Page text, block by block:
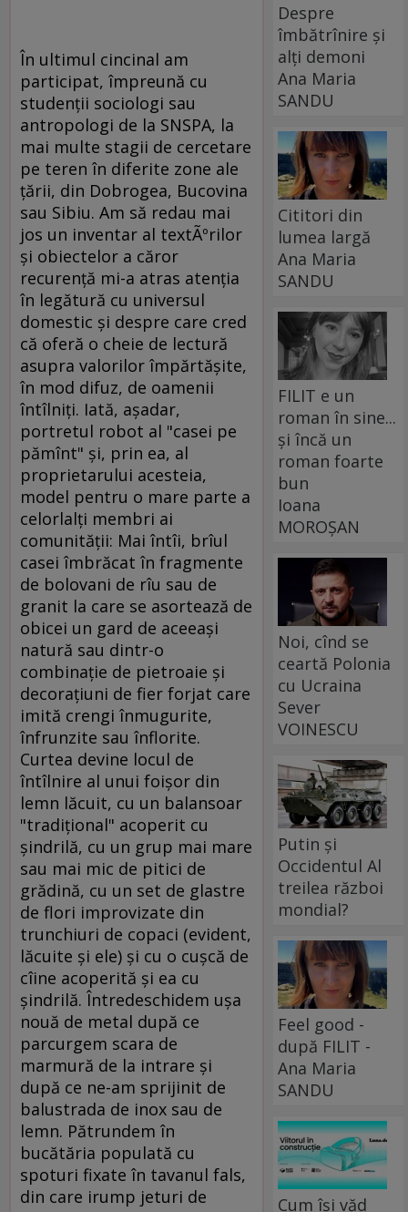
În ultimul cincinal am
participat, împreună cu
studenţii sociologi sau
antropologi de la SNSPA, la
mai multe stagii de cercetare
pe teren în diferite zone ale
ţării, din Dobrogea, Bucovina
sau Sibiu. Am să redau mai
jos un inventar al textÃºrilor
şi obiectelor a căror
recurenţă mi-a atras atenţia
în legătură cu universul
domestic şi despre care cred
că oferă o cheie de lectură
asupra valorilor împărtăşite,
în mod difuz, de oamenii
întîlniţi. Iată, aşadar,
portretul robot al "casei pe
pămînt" şi, prin ea, al
proprietarului acesteia,
model pentru o mare parte a
celorlalţi membri ai
comunităţii: Mai întîi, brîul
casei îmbrăcat în fragmente
de bolovani de rîu sau de
granit la care se asortează de
obicei un gard de aceeaşi
natură sau dintr-o
combinaţie de pietroaie şi
decoraţiuni de fier forjat care
imită crengi înmugurite,
înfrunzite sau înflorite.
Curtea devine locul de
întîlnire al unui foişor din
lemn lăcuit, cu un balansoar
"tradiţional" acoperit cu
şindrilă, cu un grup mai mare
sau mai mic de pitici de
grădină, cu un set de glastre
de flori improvizate din
trunchiuri de copaci (evident,
lăcuite şi ele) şi cu o cuşcă de
cîine acoperită şi ea cu
şindrilă. Întredeschidem uşa
nouă de metal după ce
parcurgem scara de
marmură de la intrare şi
după ce ne-am sprijinit de
balustrada de inox sau de
lemn. Pătrundem în
bucătăria populată cu
spoturi fixate în tavanul fals,
din care irump jeturi de
Despre
îmbătrînire și
alți demoni
Ana Maria
SANDU
Cititori din
lumea largă
Ana Maria
SANDU
FILIT e un
roman în sine...
și încă un
roman foarte
bun
Ioana
MOROȘAN
Noi, cînd se
ceartă Polonia
cu Ucraina
Sever
VOINESCU
Putin și
Occidentul Al
treilea război
mondial?
Feel good -
după FILIT -
Ana Maria
SANDU
Cum își văd